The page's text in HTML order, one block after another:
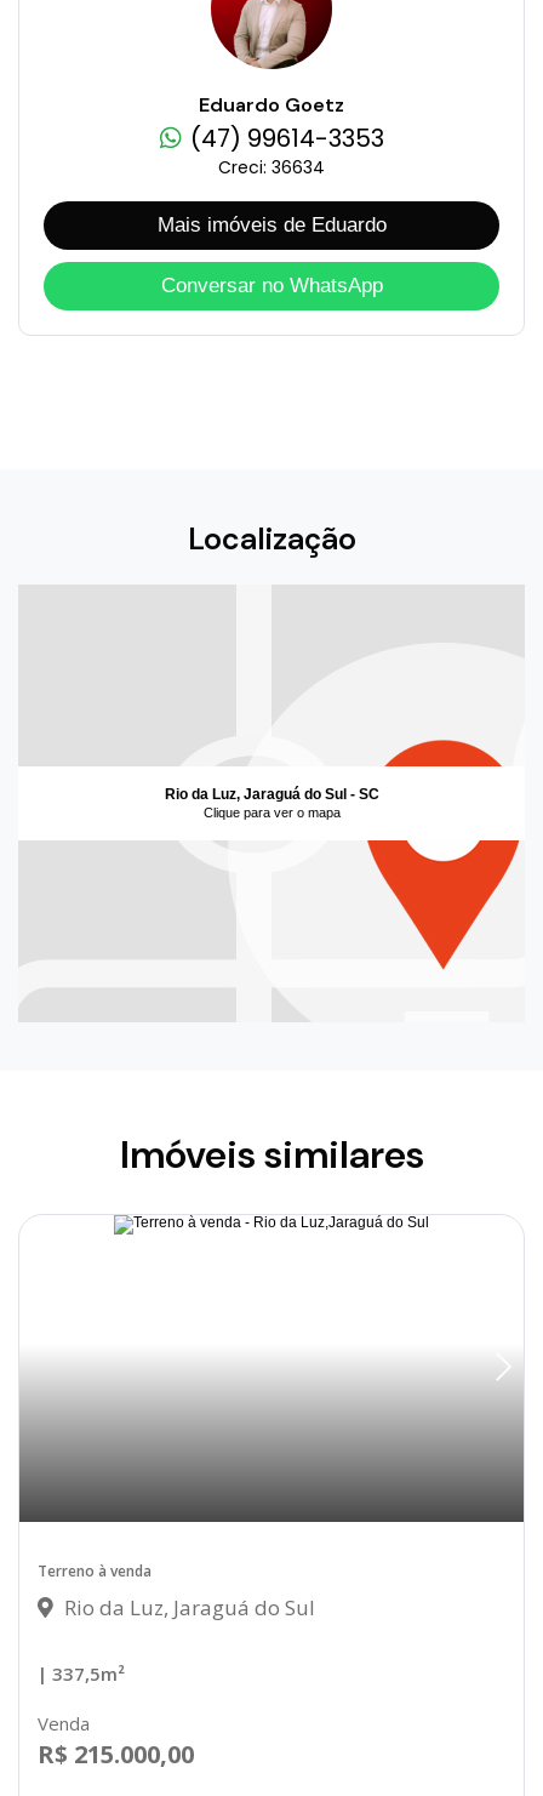
Eduardo Goetz
(47) 99614-3353
Creci: 36634
Mais imóveis de Eduardo
Conversar no WhatsApp
Localização
Rio da Luz, Jaraguá do Sul - SC
Clique para ver o mapa
Imóveis similares
Terreno à venda
Rio da Luz, Jaraguá do Sul
| 337,5m²
Venda
R$ 215.000,00